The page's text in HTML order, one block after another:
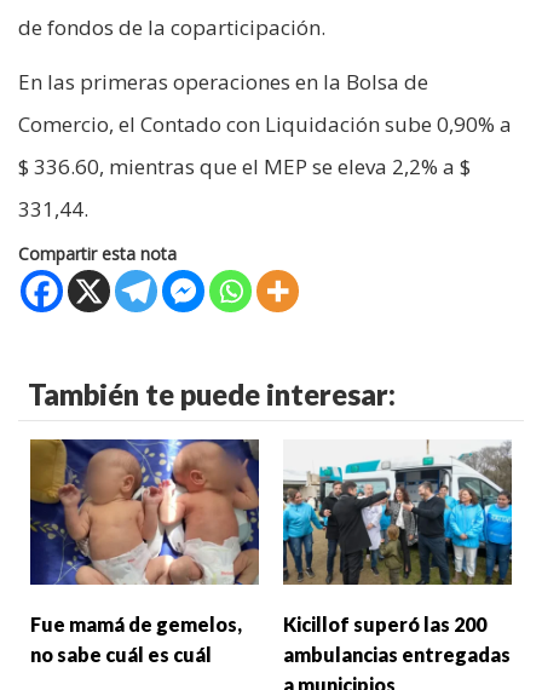
de fondos de la coparticipación.
En las primeras operaciones en la Bolsa de
Comercio, el Contado con Liquidación sube 0,90% a
$ 336.60, mientras que el MEP se eleva 2,2% a $
331,44.
Compartir esta nota
También te puede interesar:
Fue mamá de gemelos,
no sabe cuál es cuál
Kicillof superó las 200
ambulancias entregadas
a municipios